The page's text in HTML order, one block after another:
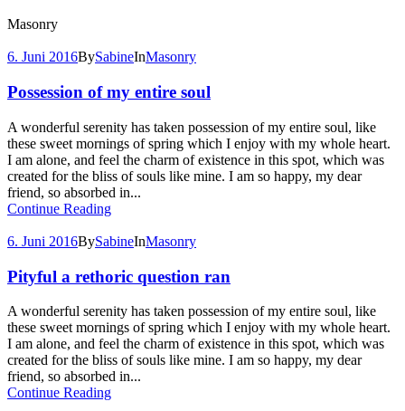
Masonry
6. Juni 2016BySabineInMasonry
Possession of my entire soul
A wonderful serenity has taken possession of my entire soul, like
these sweet mornings of spring which I enjoy with my whole heart.
I am alone, and feel the charm of existence in this spot, which was
created for the bliss of souls like mine. I am so happy, my dear
friend, so absorbed in...
Continue Reading
6. Juni 2016BySabineInMasonry
Pityful a rethoric question ran
A wonderful serenity has taken possession of my entire soul, like
these sweet mornings of spring which I enjoy with my whole heart.
I am alone, and feel the charm of existence in this spot, which was
created for the bliss of souls like mine. I am so happy, my dear
friend, so absorbed in...
Continue Reading